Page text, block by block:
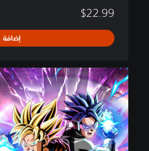
$22.99
إضافة
ا
ل
إ
ص
د
ا
ر
ا